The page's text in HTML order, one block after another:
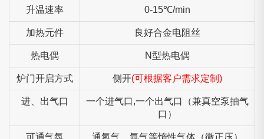
升温速率 0-15℃/min
加热元件 良好合金电阻丝
热电偶 N型热电偶
炉门开启方式 侧开(可根据客户需求定制)
进、出气口
一个进气口,一个出气口（兼真空泵抽气
口）
可通气氛 通氮气，氩气等惰性气体（微正压）